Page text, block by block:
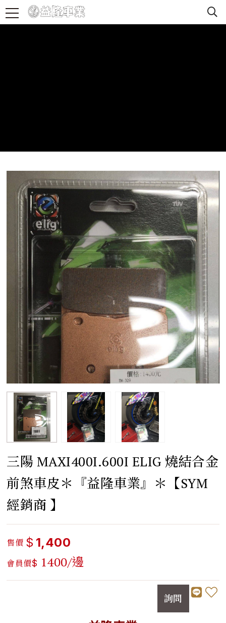
三陽 MAXI400I.600I ELIG 燒結合金
前煞車皮＊『益隆車業』＊【SYM
經銷商 】
售價 $ 1,400
會員價$ 1400/邊
詢問